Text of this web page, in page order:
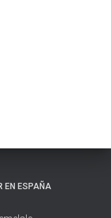
EN ESPAÑA